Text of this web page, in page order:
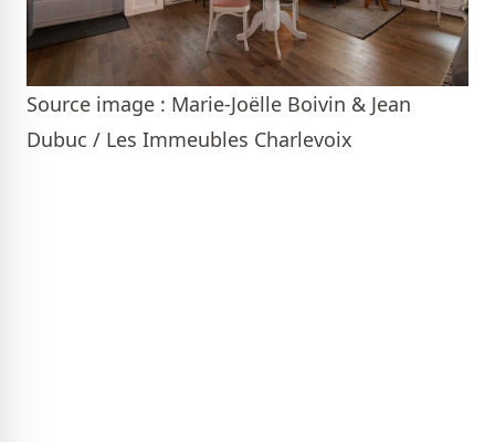
Source image : Marie-Joëlle Boivin & Jean
Dubuc / Les Immeubles Charlevoix